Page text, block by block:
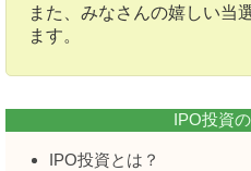
また、みなさんの嬉しい当
ます。
IPO投資
IPO投資とは？